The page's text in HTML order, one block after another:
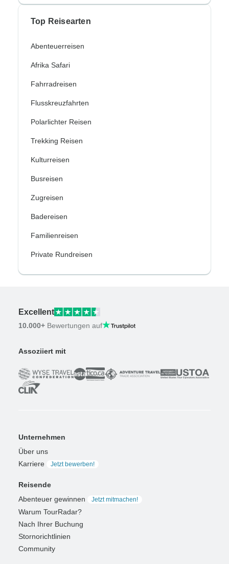
Top Reisearten
Abenteuerreisen
Afrika Safari
Fahrradreisen
Flusskreuzfahrten
Polarlichter Reisen
Trekking Reisen
Kulturreisen
Busreisen
Zugreisen
Badereisen
Familienreisen
Private Rundreisen
Excellent
10.000+ Bewertungen auf
Assoziiert mit
Unternehmen
Über uns
Karriere
Jetzt bewerben!
Reisende
Abenteuer gewinnen
Jetzt mitmachen!
Warum TourRadar?
Nach Ihrer Buchung
Stornorichtlinien
Community